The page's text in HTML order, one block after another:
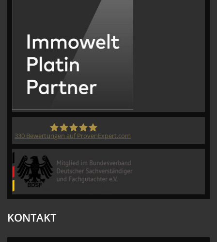
330 Bewertungen auf ProvenExpert.com
KONTAKT